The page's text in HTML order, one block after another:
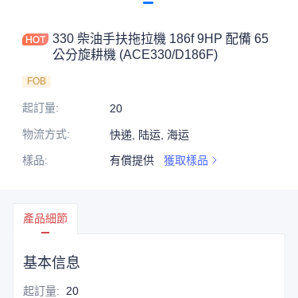
330 柴油手扶拖拉機 186f 9HP 配備 65
公分旋耕機 (ACE330/D186F)
FOB
起訂量:
20
物流方式:
快递, 陆运, 海运
樣品: 有償提供 獲取樣品
產品細節
基本信息
起訂量: 20